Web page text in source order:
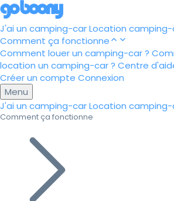
J'ai un camping-carLocation
Comment ça fonctionne
Comment louer un camping-car ?
location un camping-car ? Centre
Créer un compte Connexion
Menu
J'ai un camping-carLocation
Comment ça fonctionne